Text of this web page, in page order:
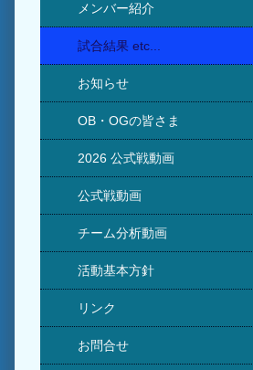
メンバー紹介
試合結果 etc...
お知らせ
OB・OGの皆さま
2026 公式戦動画
公式戦動画
チーム分析動画
活動基本方針
リンク
お問合せ